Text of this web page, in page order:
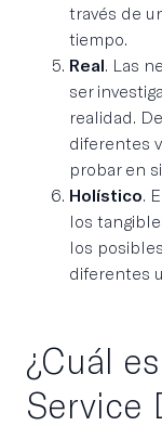
través de
tiempo.
Real. Las
ser
realidad.
diferentes
probar en
Holístico.
los
los
diferentes
¿Cuál
Service